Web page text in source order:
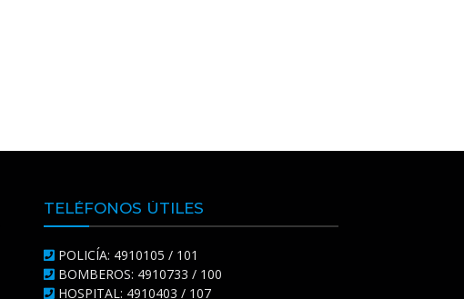
TELÉFONOS ÚTILES
POLICÍA: 4910105 / 101
BOMBEROS: 4910733 / 100
HOSPITAL: 4910403 / 107